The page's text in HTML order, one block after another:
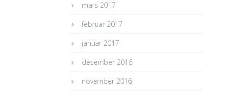
mars 2017
februar 2017
januar 2017
desember 2016
november 2016